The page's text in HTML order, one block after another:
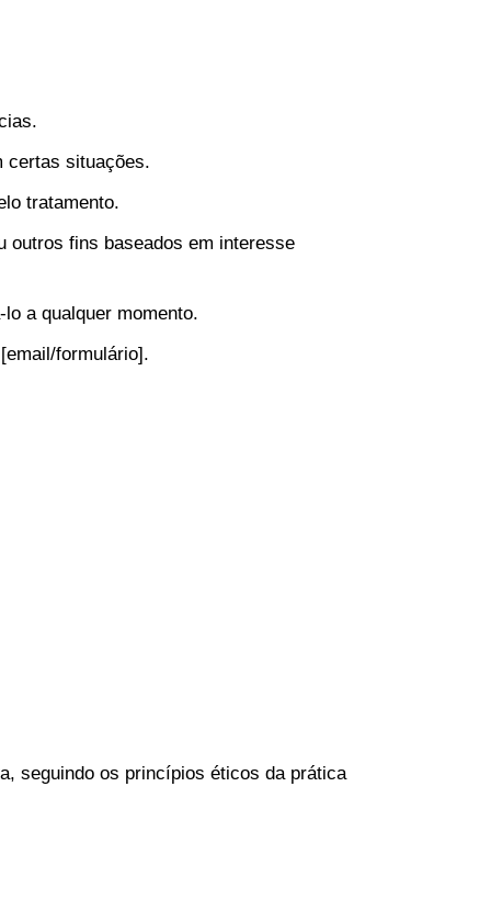
certas situações.
tratamento.
outros fins baseados em interesse
a qualquer momento.
formulário].
seguindo os princípios éticos da prática